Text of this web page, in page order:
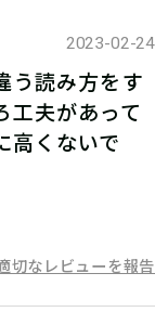
2023-02-24
う読み方をす
工夫があって
高くないで
切なレビューを報告